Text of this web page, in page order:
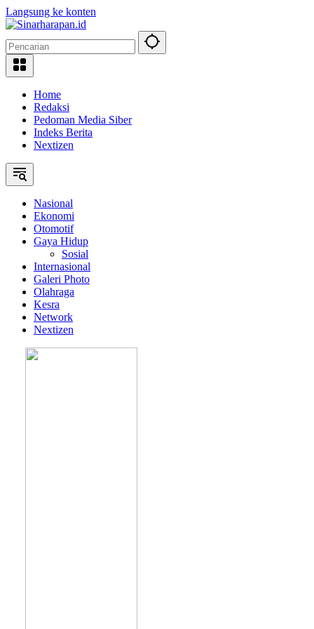
Langsung ke konten
Home
Redaksi
Pedoman Media Siber
Indeks Berita
Nextizen
Nasional
Ekonomi
Otomotif
Gaya Hidup
Sosial
Internasional
Galeri Photo
Olahraga
Kesra
Network
Nextizen